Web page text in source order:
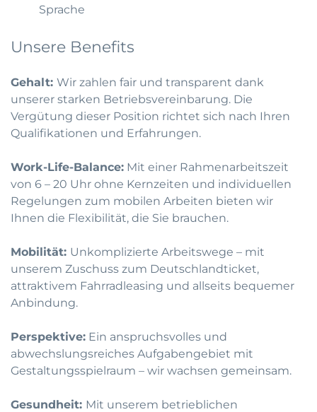
Sprache
Unsere Benefits
Gehalt: Wir zahlen fair und transparent dank
unserer starken Betriebsvereinbarung. Die
Vergütung dieser Position richtet sich nach Ihren
Qualifikationen und Erfahrungen.
Work-Life-Balance: Mit einer Rahmenarbeitszeit
von 6 – 20 Uhr ohne Kernzeiten und individuellen
Regelungen zum mobilen Arbeiten bieten wir
Ihnen die Flexibilität, die Sie brauchen.
Mobilität: Unkomplizierte Arbeitswege – mit
unserem Zuschuss zum Deutschlandticket,
attraktivem Fahrradleasing und allseits bequemer
Anbindung.
Perspektive: Ein anspruchsvolles und
abwechslungsreiches Aufgabengebiet mit
Gestaltungsspielraum – wir wachsen gemeinsam.
Gesundheit: Mit unserem betrieblichen